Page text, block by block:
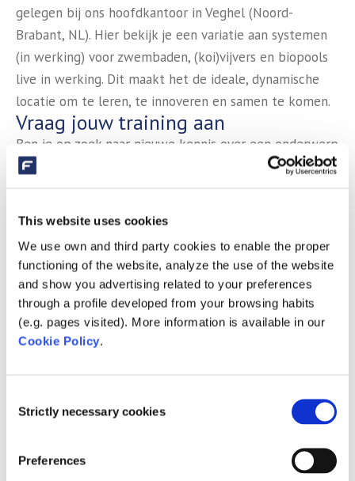
This website uses cookies
We use own and third party cookies to enable the proper
functioning of the website, analyze the use of the website
and show you advertising related to your preferences
through a profile developed from your browsing habits
(e.g. pages visited). More information is available in our
Cookie Policy.
Selection
Strictly necessary cookies
Preferences
gelegen bij ons hoofdkantoor in Veghel (Noord-
Brabant, NL). Hier bekijk je een variatie aan systemen
(in werking) voor zwembaden, (koi)vijvers en biopools
live in werking. Dit maakt het de ideale, dynamische
locatie om te leren, te innoveren en samen te komen.
Vraag jouw training aan
Ben je op zoek naar nieuwe kennis over een onderwerp
die niet bij de huidige trainingen staat? Vraag dan een
aangepast aan jouw wensen. Wij kijken ernaar uit om je
binnenkort te verwelkomen!
Er zijn geen aankomende evenementen.
en
Aankomende
datum.
2025
AstralPool Elite Connect & Sugar Valley training